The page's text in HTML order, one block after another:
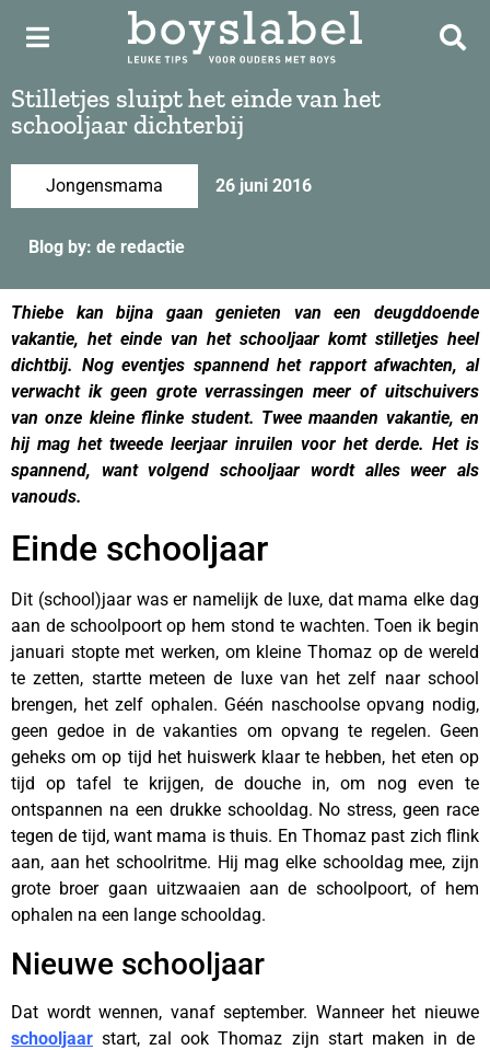
Stilletjes sluipt het einde van het
schooljaar dichterbij
Jongensmama 26 juni 2016
Blog by: de redactie
Thiebe kan bijna gaan genieten van een deugddoende
vakantie, het einde van het schooljaar komt stilletjes heel
dichtbij. Nog eventjes spannend het rapport afwachten, al
verwacht ik geen grote verrassingen meer of uitschuivers
van onze kleine flinke student. Twee maanden vakantie, en
hij mag het tweede leerjaar inruilen voor het derde. Het is
spannend, want volgend schooljaar wordt alles weer als
vanouds.
Einde schooljaar
Dit (school)jaar was er namelijk de luxe, dat mama elke dag
aan de schoolpoort op hem stond te wachten. Toen ik begin
januari stopte met werken, om kleine Thomaz op de wereld
te zetten, startte meteen de luxe van het zelf naar school
brengen, het zelf ophalen. Géén naschoolse opvang nodig,
geen gedoe in de vakanties om opvang te regelen. Geen
geheks om op tijd het huiswerk klaar te hebben, het eten op
tijd op tafel te krijgen, de douche in, om nog even te
ontspannen na een drukke schooldag. No stress, geen race
tegen de tijd, want mama is thuis. En Thomaz past zich flink
aan, aan het schoolritme. Hij mag elke schooldag mee, zijn
grote broer gaan uitzwaaien aan de schoolpoort, of hem
ophalen na een lange schooldag.
Nieuwe schooljaar
Dat wordt wennen, vanaf september. Wanneer het nieuwe
schooljaar start, zal ook Thomaz zijn start maken in de